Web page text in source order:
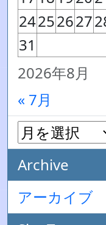
2026年8月
24252627
31
« 7月
Archive
アーカイブ